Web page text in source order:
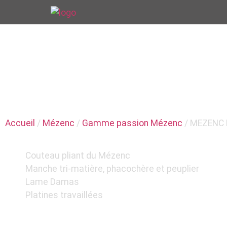
Accueil / Mézenc / Gamme passion Mézenc / MEZENC
Couteau pliant du Mézenc
Manche tri-matière, phacochère et peuplier
Lame Damas
Platines travaillées